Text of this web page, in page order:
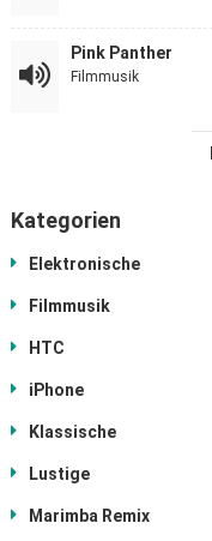
Pink Panther
Filmmusik
Kategorien
Elektronische
Filmmusik
HTC
iPhone
Klassische
Lustige
Marimba Remix